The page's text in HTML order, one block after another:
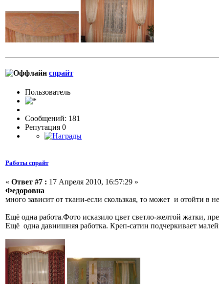
спрайт
Пользовaтeль
Сообщений: 181
Репутация 0
Работы спрайт
« Ответ #7 : 17 Апреля 2010, 16:57:29 »
Федоровна
много зависит от ткани-если скользкая, то может и отойти в
Ещё одна работа.Фото исказило цвет светло-желтой жатки,
Ещё одна давнишняя работка. Креп-сатин подчеркивает